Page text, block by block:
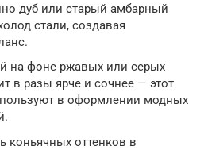
дуб или старый амбарный
стали, создавая
на фоне ржавых или серых
в разы ярче и сочнее — этот
в оформлении модных
коньячных оттенков в